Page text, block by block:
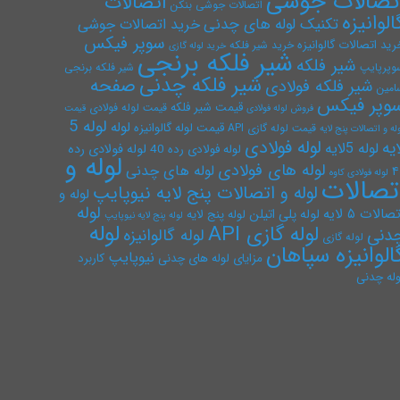
اتصالات جوشی بنکن
تکنیک لوله های چدنیخرید اتصالات جوشی
اتصالات گالوانیزه خرید شیر فلکه خرید لوله گازی سوپر فیکس
شیر فلکه شیر فلکه برنجی شیر فلکه برنجی
شیر فلکه فولادیشیر فلکه چدنیصفحه
فیکس فروش لوله فولادی قیمت شیر فلکه قیمت لوله فولادی قیمت
و اتصالات پنج لایه قیمت لوله گازی API قیمت لوله گالوانیزه لوله
لوله 5
لوله 5لایه لوله فولادی لوله فولادی رده 40
لوله فولادی رده
لوله فولادی کاوه لوله های فولادی لوله های چدنی لوله و
لوله و اتصالات پنج لایه نیوپایپ لوله و
۵ لایه
لوله پلی اتیلن لوله پنج لایه لوله پنج لایه نیوپایپ لوله
لوله گازی لوله گازی API لوله گالوانیزه لوله
سپاهان مزایای لوله های چدنی نیوپایپ کاربرد
چدنی